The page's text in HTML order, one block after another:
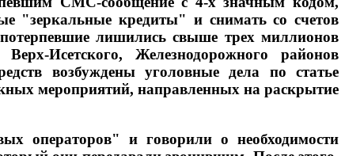
"зеркальные кредиты" и снимать со счетов
лишились свыше трех миллионов
Исетского, Железнодорожного районов
возбуждены уголовные дела по статье
мероприятий, направленных на раскрытие
операторов" и говорили о необходимости